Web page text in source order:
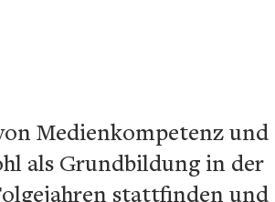
Medienkompetenz und
als Grundbildung in der
stattfinden und